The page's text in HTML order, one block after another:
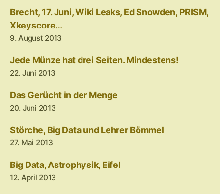
Brecht, 17. Juni, Wiki Leaks, Ed Snowden, PRISM,
Xkeyscore…
9. August 2013
Jede Münze hat drei Seiten. Mindestens!
22. Juni 2013
Das Gerücht in der Menge
20. Juni 2013
Störche, Big Data und Lehrer Bömmel
27. Mai 2013
Big Data, Astrophysik, Eifel
12. April 2013